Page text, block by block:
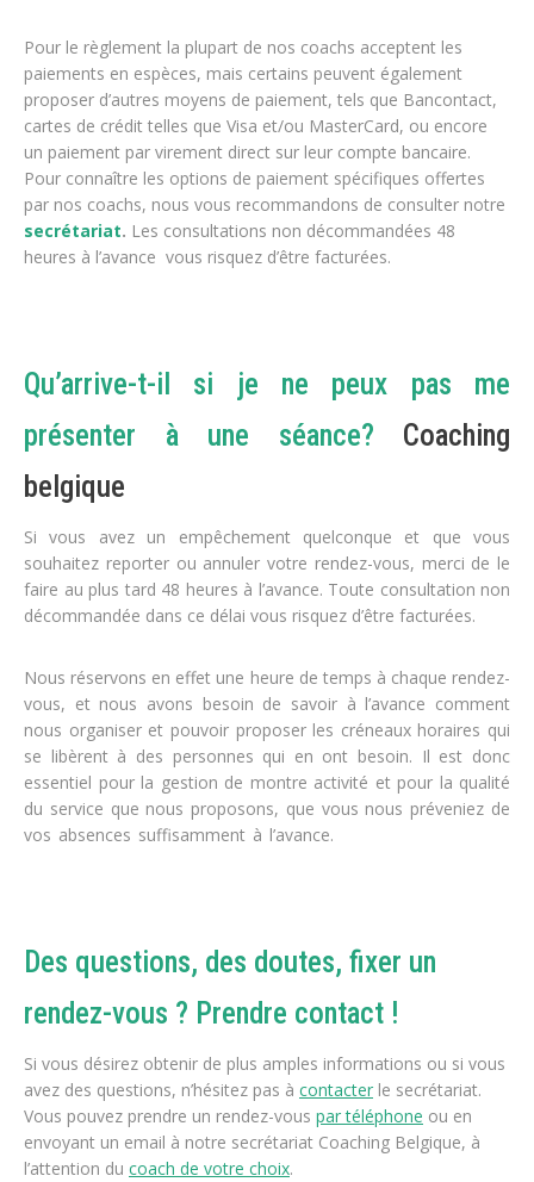
Pour le règlement la plupart de nos coachs acceptent les
paiements en espèces, mais certains peuvent également
proposer d’autres moyens de paiement, tels que Bancontact,
cartes de crédit telles que Visa et/ou MasterCard, ou encore
un paiement par virement direct sur leur compte bancaire.
Pour connaître les options de paiement spécifiques offertes
par nos coachs, nous vous recommandons de consulter notre
secrétariat. Les consultations non décommandées 48
heures à l’avance vous risquez d’être facturées.
Qu’arrive-t-il si je ne peux pas me
présenter à une séance? Coaching
belgique
Si vous avez un empêchement quelconque et que vous
souhaitez reporter ou annuler votre rendez-vous, merci de le
faire au plus tard 48 heures à l’avance. Toute consultation non
décommandée dans ce délai vous risquez d’être facturées.
Nous réservons en effet une heure de temps à chaque rendez-
vous, et nous avons besoin de savoir à l’avance comment
nous organiser et pouvoir proposer les créneaux horaires qui
se libèrent à des personnes qui en ont besoin. Il est donc
essentiel pour la gestion de montre activité et pour la qualité
du service que nous proposons, que vous nous préveniez de
vos absences suffisamment à l’avance.
Des questions, des doutes, fixer un
rendez-vous ? Prendre contact !
Si vous désirez obtenir de plus amples informations ou si vous
avez des questions, n’hésitez pas à contacter le secrétariat.
Vous pouvez prendre un rendez-vous par téléphone ou en
envoyant un email à notre secrétariat Coaching Belgique, à
l’attention du coach de votre choix.